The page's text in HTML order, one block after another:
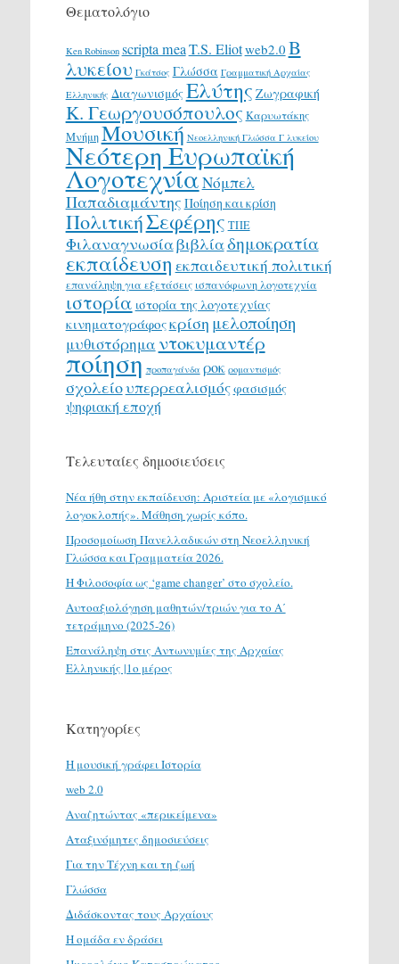
Θεματολόγιο
Ken Robinson scripta meaT.S. Eliotweb2.0 Β
λυκείου Γκάτσος Γλώσσα Γραμματική Αρχαίας
Ελληνικής ΔιαγωνισμόςΕλύτης Ζωγραφική
Κ. Γεωργουσόπουλος Καρυωτάκης
ΜνήμηΜουσική Νεοελληνική Γλώσσα Γ λυκείου
Νεότερη Ευρωπαϊκή
ΛογοτεχνίαΝόμπελ
Παπαδιαμάντης Ποίηση και κρίση
ΠολιτικήΣεφέρης ΤΠΕ
Φιλαναγνωσίαβιβλίαδημοκρατία
εκπαίδευση εκπαιδευτική πολιτική
επανάληψη για εξετάσεις ισπανόφωνη λογοτεχνία
ιστορία ιστορία της λογοτεχνίας
κινηματογράφοςκρίση μελοποίηση
μυθιστόρημα ντοκυμαντέρ
ποίηση προπαγάνδα ροκ ρομαντισμός
σχολείουπερρεαλισμόςφασισμός
ψηφιακή εποχή
Τελευταίες δημοσιεύσεις
Νέα ήθη στην εκπαίδευση: Αριστεία με «λογισμικό
λογοκλοπής». Μάθηση χωρίς κόπο.
Προσομοίωση Πανελλαδικών στη Νεοελληνική
Γλώσσα και Γραμματεία 2026.
H Φιλοσοφία ως ‘game changer’ στο σχολείο.
Αυτοαξιολόγηση μαθητών/τριών για το Α΄
τετράμηνο (2025-26)
Επανάληψη στις Αντωνυμίες της Αρχαίας
Ελληνικής |1ο μέρος
Κατηγορίες
H μουσική γράφει Ιστορία
web 2.0
Αναζητώντας «περικείμενα»
Αταξινόμητες δημοσιεύσεις
Για την Τέχνη και τη ζωή
Γλώσσα
Διδάσκοντας τους Αρχαίους
Η ομάδα εν δράσει